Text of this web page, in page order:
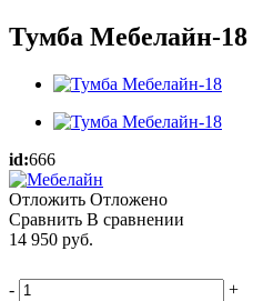
Тумба Мебелайн-18
id:666
Отложить Отложено
Сравнить В сравнении
14 950 руб.
- +